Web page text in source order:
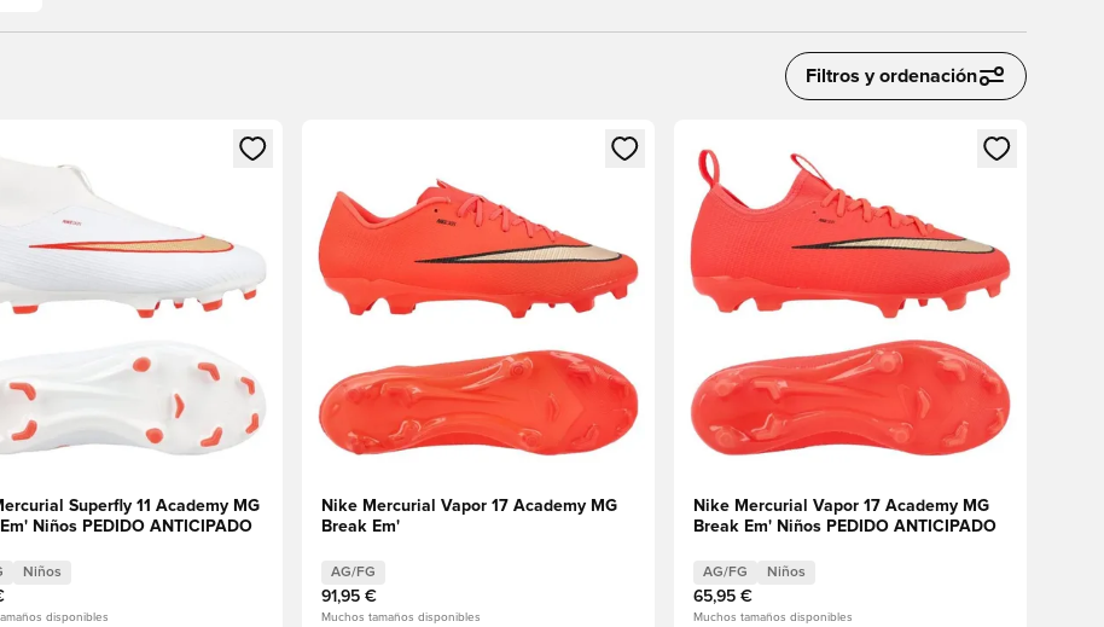
Filtros y ordenación
miembro
modal para iniciar sesión o registrarse como miembro
Superfly 11 Academy MG
Niños PEDIDO ANTICIPADO
Niños
disponibles
Abre un modal para iniciar sesión o registrarse como miembro
Nike Mercurial Vapor 17 Academy MG
Break Em'
AG/FG
91,95 €
Muchos tamaños disponibles
Abre un modal para iniciar sesión o registrarse
Nike Mercurial Vapor 17 Academy MG
Break Em' Niños PEDIDO ANTICIPADO
AG/FG Niños
65,95 €
Muchos tamaños disponibles